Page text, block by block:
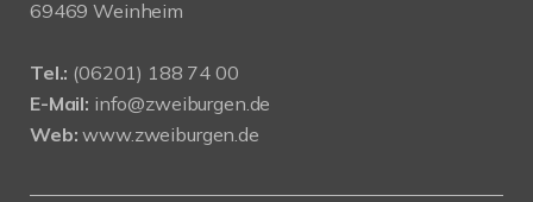
69469 Weinheim
Tel.: (06201) 188 74 00
E-Mail: info@zweiburgen.de
Web: www.zweiburgen.de